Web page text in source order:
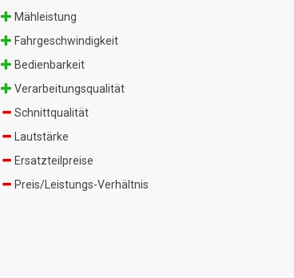
Mähleistung
Fahrgeschwindigkeit
Bedienbarkeit
Verarbeitungsqualität
Schnittqualität
Lautstärke
Ersatzteilpreise
Preis/Leistungs-Verhältnis